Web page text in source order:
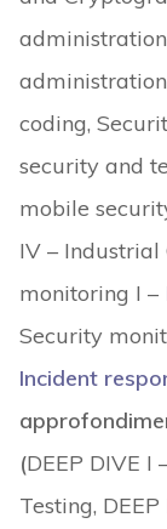
coding,
security and
mobile
IV – Industrial
monitoring I –
Security
Incident
(DEEP DIVE I
Testing,